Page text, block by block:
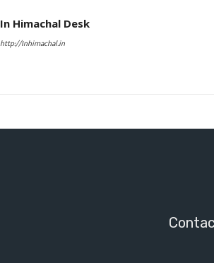
In Himachal Desk
http://Inhimachal.in